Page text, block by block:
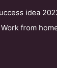
idea
from